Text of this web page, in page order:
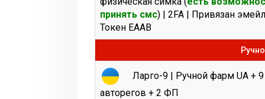
принять смс) | 2FA | Привязан
Токен EAAB
Ларго-9 | Ручной фарм UA + 9
авторегов + 2 ФП